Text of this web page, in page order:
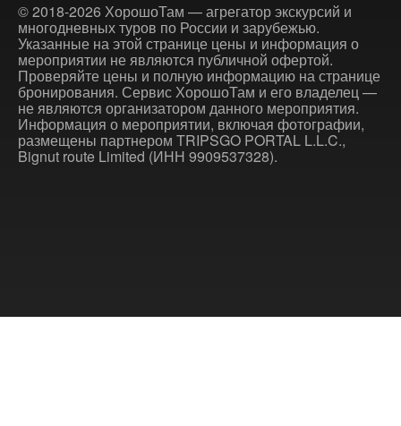
© 2018-2026 ХорошоТам — агрегатор экскурсий и
многодневных туров по России и зарубежью.
Указанные на этой странице цены и информация о
мероприятии не являются публичной офертой.
Проверяйте цены и полную информацию на странице
бронирования. Сервис ХорошоТам и его владелец —
не являются организатором данного мероприятия.
Информация о мероприятии, включая фотографии,
размещены партнером TRIPSGO PORTAL L.L.C.,
Bignut route Limited (ИНН 9909537328).